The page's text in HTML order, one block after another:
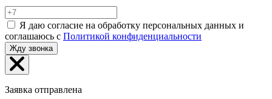
Я даю согласие на обработку персональных данных и
соглашаюсь с Политикой конфиденциальности
Жду звонка
Заявка отправлена